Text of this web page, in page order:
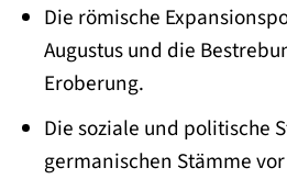
Die römische
Augustus und die
Eroberung.
Die soziale und politische
germanischen Stämme